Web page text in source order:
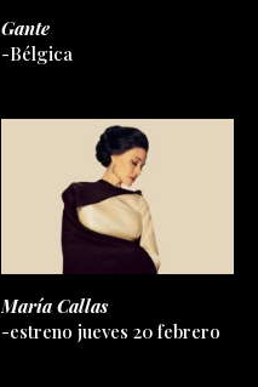
Gante
-Bélgica
María Callas
-estreno jueves 20 febrero